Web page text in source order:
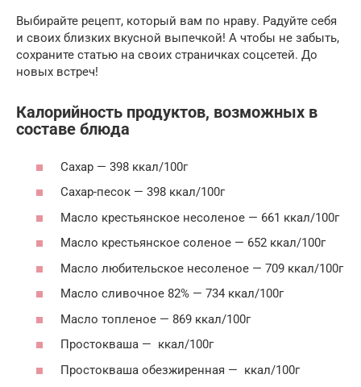
Выбирайте рецепт, который вам по нраву. Радуйте себя
и своих близких вкусной выпечкой! А чтобы не забыть,
сохраните статью на своих страничках соцсетей. До
новых встреч!
Калорийность продуктов, возможных в
составе блюда
Сахар — 398 ккал/100г
Сахар-песок — 398 ккал/100г
Масло крестьянское несоленое — 661 ккал/100г
Масло крестьянское соленое — 652 ккал/100г
Масло любительское несоленое — 709 ккал/100г
Масло сливочное 82% — 734 ккал/100г
Масло топленое — 869 ккал/100г
Простокваша — ккал/100г
Простокваша обезжиренная — ккал/100г